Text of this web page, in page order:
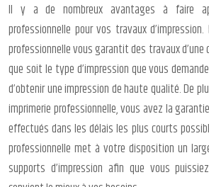
Il y a de nombreux avantages à faire
professionnelle pour vos travaux
professionnelle vous garantit des travaux d’une
que soit le type d’impression que vous
d’obtenir une impression de haute qualité. De
imprimerie professionnelle, vous avez la
effectués dans les délais les plus courts
professionnelle met à votre disposition un
supports d’impression afin que vous